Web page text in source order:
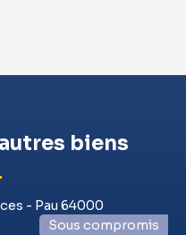
biens
Sous compromis